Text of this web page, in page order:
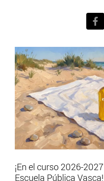
¡En el curso 2026-
Escuela Pública Vasca!